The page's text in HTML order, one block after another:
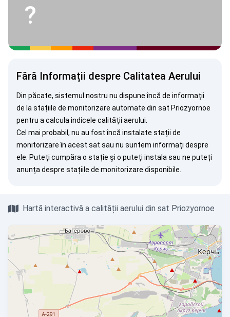
?
Fără Informații despre Calitatea Aerului
Din păcate, sistemul nostru nu dispune încă de informații
de la stațiile de monitorizare automate din sat Priozyornoe
pentru a calcula indicele calității aerului.
Cel mai probabil, nu au fost încă instalate stații de
monitorizare în acest sat sau nu suntem informați despre
ele. Puteți cumpăra o stație și o puteți instala sau ne puteți
anunța despre stațiile de monitorizare disponibile.
Hartă interactivă a calității aerului din sat Priozyornoe